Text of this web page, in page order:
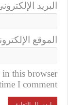
البريد
الموقع
in this browser
I comment.